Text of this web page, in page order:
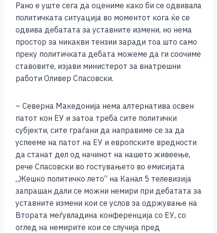
c
e
b
o
o
ss
e
n
g
er
tt
er
at
s
A
p
p
er ai
l
p
y
Li
n
k
ar
e
Рано е уште сега да оцениме како би се одвивала
политичката ситуација во моментот кога ќе се
одвива дебатата за уставните измени, но нема
простор за никакви тензии заради тоа што само
преку политичката дебата можеме да ги соочиме
ставовите, изјави министерот за внатрешни
работи Оливер Спасовски.
– Северна Македонија нема алтернатива освен
патот кон ЕУ и затоа треба сите политички
субјекти, сите граѓани да направиме се за да
успееме на патот на ЕУ и европските вредности
да станат дел од начинот на нашето живеење,
рече Спасовски во гостувањето во емисијата
„Жешко политичко лето“ на Канал 5 телевизија
запрашан дали се можни немири при дебатата за
уставните измени кои се услов за одржување на
Втората меѓувладина конференција со ЕУ, со
оглед на немирите кои се случија пред